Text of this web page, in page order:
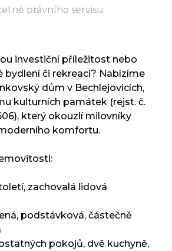
právního servisu
investiční příležitost nebo
bydlení či rekreaci? Nabízíme
dům v Bechlejovicích,
kulturních památek (rejst. č.
který okouzlí milovníky
komfortu.
zachovalá lidová
podstávková, částečně
pokojů, dvě kuchyně,